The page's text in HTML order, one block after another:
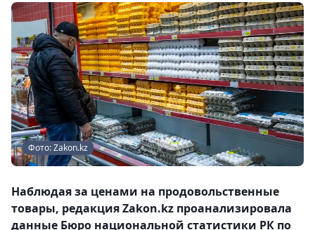
Фото: Zakon.kz
Наблюдая за ценами на продовольственные
товары, редакция Zakon.kz проанализировала
данные Бюро национальной статистики РК по